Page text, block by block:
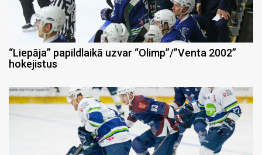
“Liepāja” papildlaikā uzvar “Olimp”/”Venta 2002”
hokejistus